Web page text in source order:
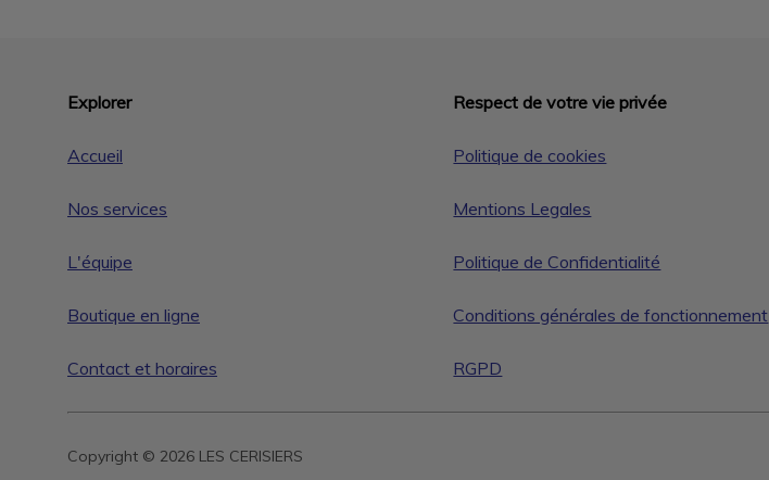
Explorer
Accueil
Nos services
L'équipe
Boutique en ligne
Contact et horaires
Respect de votre vie privée
Politique de cookies
Mentions Legales
Politique de Confidentialité
Conditions générales de fonctionnement
RGPD
Copyright © 2026 LES CERISIERS